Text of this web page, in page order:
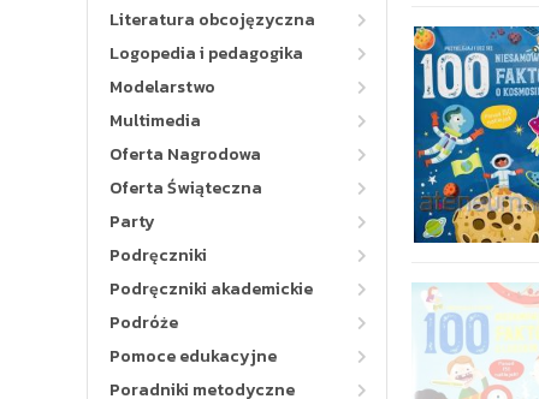
Literatura obcojęzyczna
Logopedia i pedagogika
Modelarstwo
Multimedia
Oferta Nagrodowa
Oferta Świąteczna
Party
Podręczniki
Podręczniki akademickie
Podróże
Pomoce edukacyjne
Poradniki metodyczne